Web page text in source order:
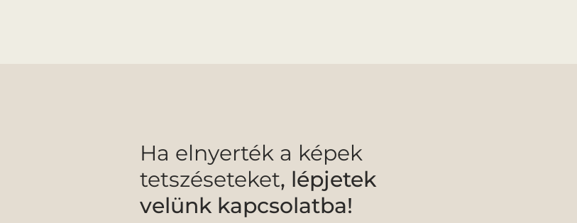
Ha elnyerték a képek
tetszéseteket, lépjetek
velünk kapcsolatba!